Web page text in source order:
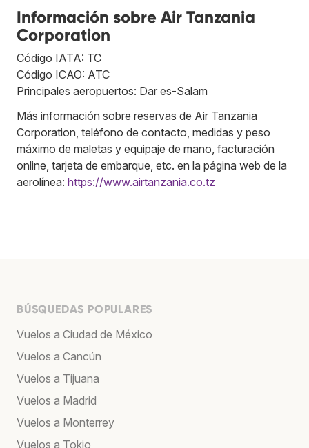
Información sobre Air Tanzania
Corporation
Código IATA: TC
Código ICAO: ATC
Principales aeropuertos: Dar es-Salam
Más información sobre reservas de Air Tanzania
Corporation, teléfono de contacto, medidas y peso
máximo de maletas y equipaje de mano, facturación
online, tarjeta de embarque, etc. en la página web de la
aerolínea: https://www.airtanzania.co.tz
BÚSQUEDAS POPULARES
Vuelos a Ciudad de México
Vuelos a Cancún
Vuelos a Tijuana
Vuelos a Madrid
Vuelos a Monterrey
Vuelos a Tokio